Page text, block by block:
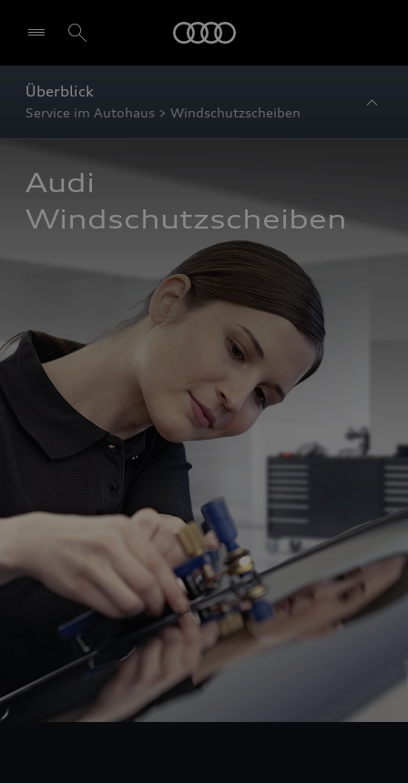
Überblick
Service im Autohaus > Windschutzscheiben
Audi
Windschutzscheiben